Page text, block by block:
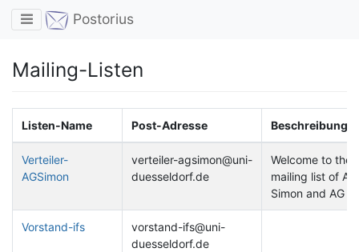
Toggle navigation
Postorius
Mailing-Listen
Listen-Name Post-Adresse Beschreibung
Verteiler-
AGSimon
verteiler-agsimon@uni-
duesseldorf.de
Welcome to the
mailing list of AG
Simon and AG
Vorstand-ifs
vorstand-ifs@uni-
duesseldorf.de